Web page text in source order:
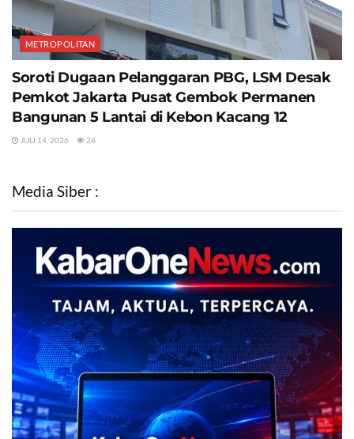
METROPOLITAN
Soroti Dugaan Pelanggaran PBG, LSM Desak
Pemkot Jakarta Pusat Gembok Permanen
Bangunan 5 Lantai di Kebon Kacang 12
JULI 14, 2026 24
Media Siber :